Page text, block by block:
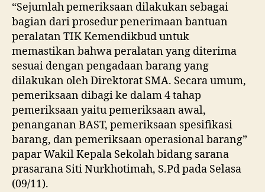
“Sejumlah pemeriksaan dilakukan sebagai
bagian dari prosedur penerimaan bantuan
peralatan TIK Kemendikbud untuk
memastikan bahwa peralatan yang diterima
sesuai dengan pengadaan barang yang
dilakukan oleh Direktorat SMA. Secara umum,
pemeriksaan dibagi ke dalam 4 tahap
pemeriksaan yaitu pemeriksaan awal,
penanganan BAST, pemeriksaan spesifikasi
barang, dan pemeriksaan operasional barang”
papar Wakil Kepala Sekolah bidang sarana
prasarana Siti Nurkhotimah, S.Pd pada Selasa
(09/11).